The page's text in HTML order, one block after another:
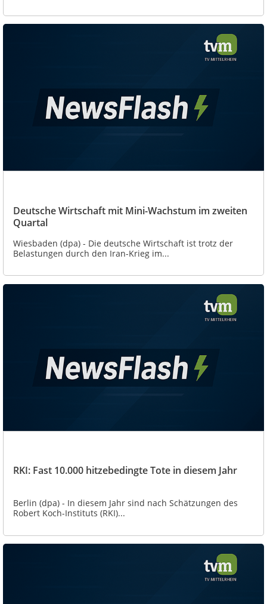
Deutsche Wirtschaft mit Mini-Wachstum im zweiten
Quartal
Wiesbaden (dpa) - Die deutsche Wirtschaft ist trotz der
Belastungen durch den Iran-Krieg im...
RKI: Fast 10.000 hitzebedingte Tote in diesem Jahr
Berlin (dpa) - In diesem Jahr sind nach Schätzungen des
Robert Koch-Instituts (RKI)...